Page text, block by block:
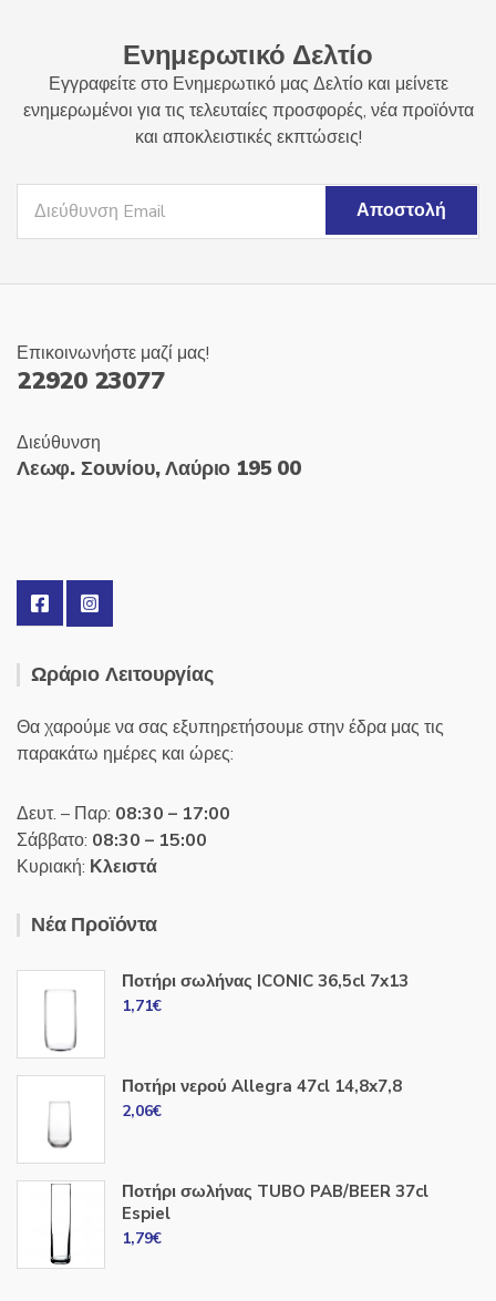
Ενημερωτικό Δελτίο
Εγγραφείτε στο Ενημερωτικό μας Δελτίο και μείνετε
ενημερωμένοι για τις τελευταίες προσφορές, νέα προϊόντα
και αποκλειστικές εκπτώσεις!
Επικοινωνήστε μαζί μας!
22920 23077
Διεύθυνση
Λεωφ. Σουνίου, Λαύριο 195 00
Ωράριο Λειτουργίας
Θα χαρούμε να σας εξυπηρετήσουμε στην έδρα μας τις
παρακάτω ημέρες και ώρες:
Δευτ. – Παρ: 08:30 – 17:00
Σάββατο: 08:30 – 15:00
Κυριακή: Κλειστά
Νέα Προϊόντα
Ποτήρι σωλήνας ICONIC 36,5cl 7x13
1,71€
Ποτήρι νερού Allegra 47cl 14,8x7,8
2,06€
Ποτήρι σωλήνας TUBO PAB/BEER 37cl
Espiel
1,79€